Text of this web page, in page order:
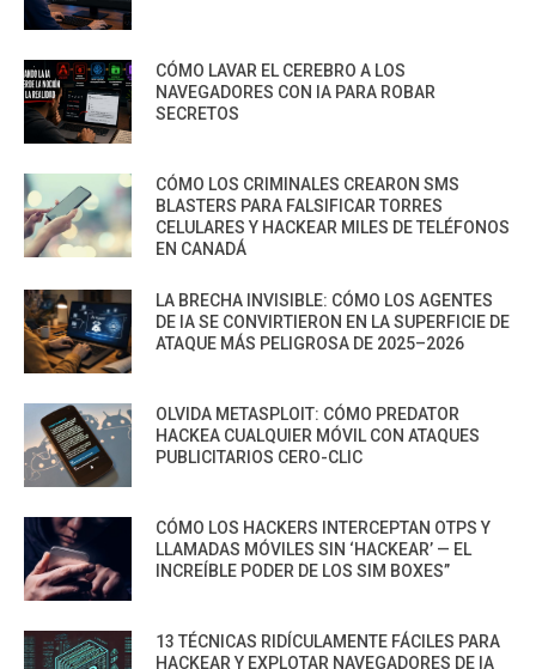
CÓMO LAVAR EL CEREBRO A LOS
NAVEGADORES CON IA PARA ROBAR
SECRETOS
CÓMO LOS CRIMINALES CREARON SMS
BLASTERS PARA FALSIFICAR TORRES
CELULARES Y HACKEAR MILES DE TELÉFONOS
EN CANADÁ
LA BRECHA INVISIBLE: CÓMO LOS AGENTES
DE IA SE CONVIRTIERON EN LA SUPERFICIE DE
ATAQUE MÁS PELIGROSA DE 2025–2026
OLVIDA METASPLOIT: CÓMO PREDATOR
HACKEA CUALQUIER MÓVIL CON ATAQUES
PUBLICITARIOS CERO-CLIC
CÓMO LOS HACKERS INTERCEPTAN OTPS Y
LLAMADAS MÓVILES SIN ‘HACKEAR’ — EL
INCREÍBLE PODER DE LOS SIM BOXES”
13 TÉCNICAS RIDÍCULAMENTE FÁCILES PARA
HACKEAR Y EXPLOTAR NAVEGADORES DE IA